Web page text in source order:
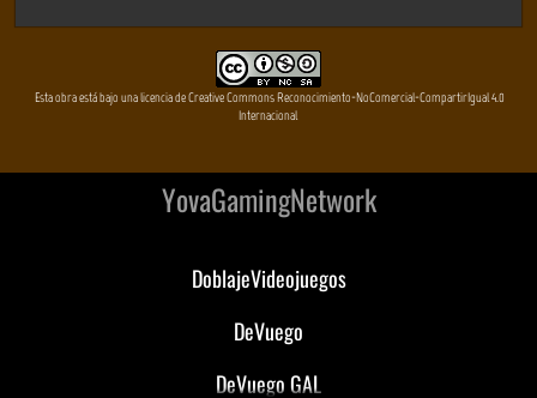
Esta obra está bajo una licencia de Creative Commons Reconocimiento-NoComercial-CompartirIgual 4.0
Internacional
YovaGamingNetwork
DoblajeVideojuegos
DeVuego
DeVuego GAL